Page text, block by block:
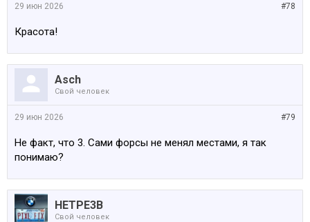
#78
29 июн 2026
Красота!
Asch
Свой человек
#79
29 июн 2026
Не факт, что 3. Сами форсы не менял местами, я так
понимаю?
HETPE3B
Свой человек